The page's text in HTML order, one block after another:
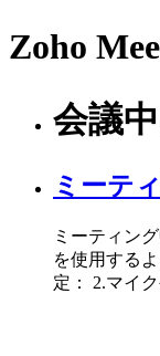
Zoho
会議
ミーテ
ミーティン
を使用する
定： 2.マイ